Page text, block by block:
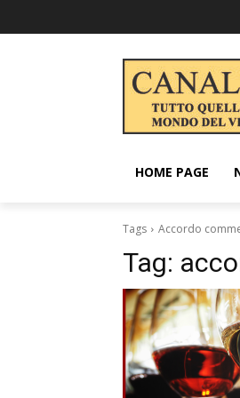
HOME PAGE
Tags Accordo
Tag: